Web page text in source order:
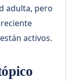
adulta, pero
activos.